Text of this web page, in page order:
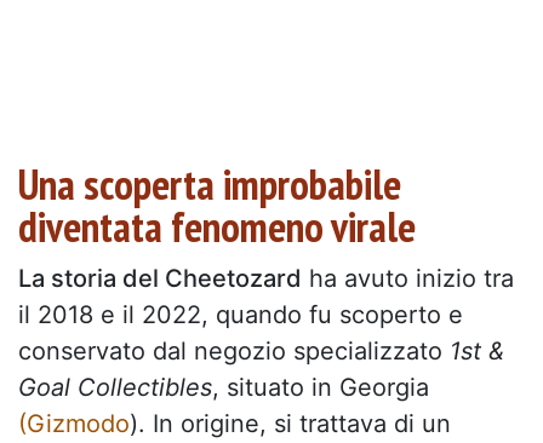
Una scoperta improbabile
diventata fenomeno virale
La storia del Cheetozard ha avuto inizio tra
il 2018 e il 2022, quando fu scoperto e
conservato dal negozio specializzato 1st &
Goal Collectibles, situato in Georgia
(Gizmodo). In origine, si trattava di un